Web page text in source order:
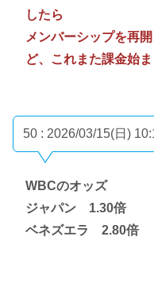
したら
メンバーシップを再
ど、これまた課金始
50 : 2026/03/15(日)
WBCのオッズ
ジャパン 1.30倍
ベネズエラ 2.80倍